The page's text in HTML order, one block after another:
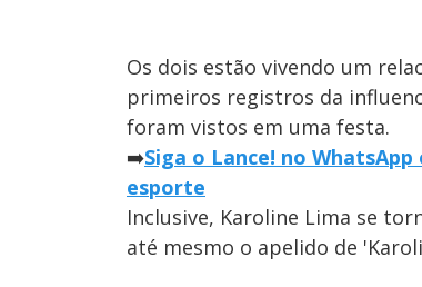
Os dois estão vivendo um
primeiros registros da
foram vistos em uma festa.
➡️Siga o Lance! no
esporte
Inclusive, Karoline Lima se
até mesmo o apelido de